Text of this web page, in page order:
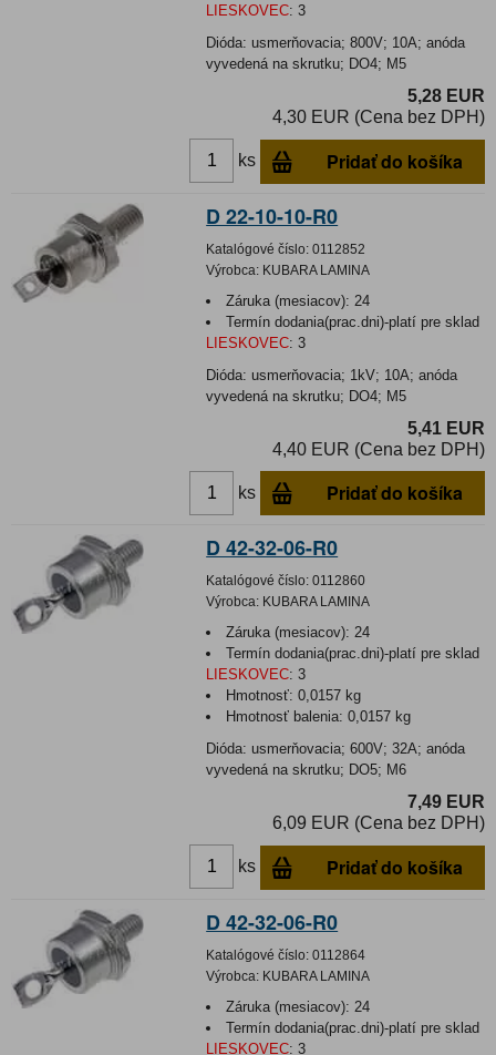
LIESKOVEC: 3
Dióda: usmerňovacia; 800V; 10A; anóda
vyvedená na skrutku; DO4; M5
5,28 EUR
4,30 EUR (Cena bez DPH)
ks Pridať do košíka
D 22-10-10-R0
Katalógové číslo: 0112852
Výrobca: KUBARA LAMINA
Záruka (mesiacov): 24
Termín dodania(prac.dni)-platí pre sklad
LIESKOVEC: 3
Dióda: usmerňovacia; 1kV; 10A; anóda
vyvedená na skrutku; DO4; M5
5,41 EUR
4,40 EUR (Cena bez DPH)
ks Pridať do košíka
D 42-32-06-R0
Katalógové číslo: 0112860
Výrobca: KUBARA LAMINA
Záruka (mesiacov): 24
Termín dodania(prac.dni)-platí pre sklad
LIESKOVEC: 3
Hmotnosť:0,0157 kg
Hmotnosť balenia:0,0157 kg
Dióda: usmerňovacia; 600V; 32A; anóda
vyvedená na skrutku; DO5; M6
7,49 EUR
6,09 EUR (Cena bez DPH)
ks Pridať do košíka
D 42-32-06-R0
Katalógové číslo: 0112864
Výrobca: KUBARA LAMINA
Záruka (mesiacov): 24
Termín dodania(prac.dni)-platí pre sklad
LIESKOVEC: 3